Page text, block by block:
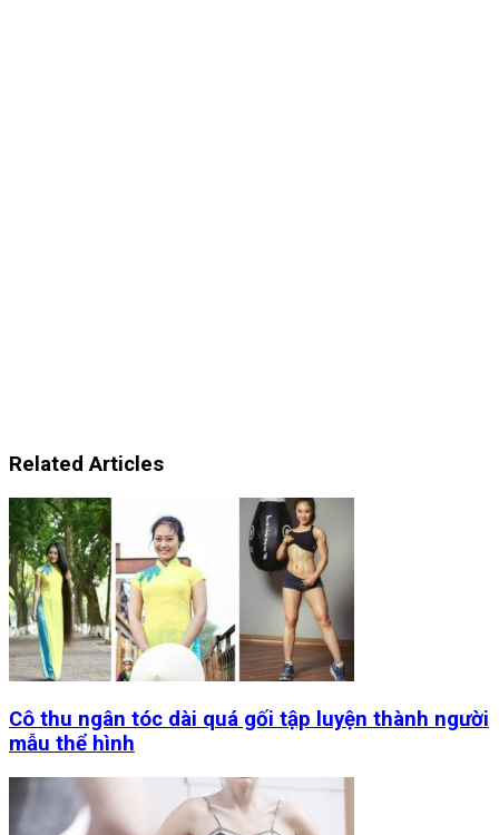
Related Articles
Cô thu ngân tóc dài quá gối tập luyện thành người
mẫu thể hình